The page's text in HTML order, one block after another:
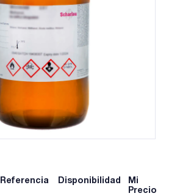
Referencia Disponibilidad
Mi
Precio